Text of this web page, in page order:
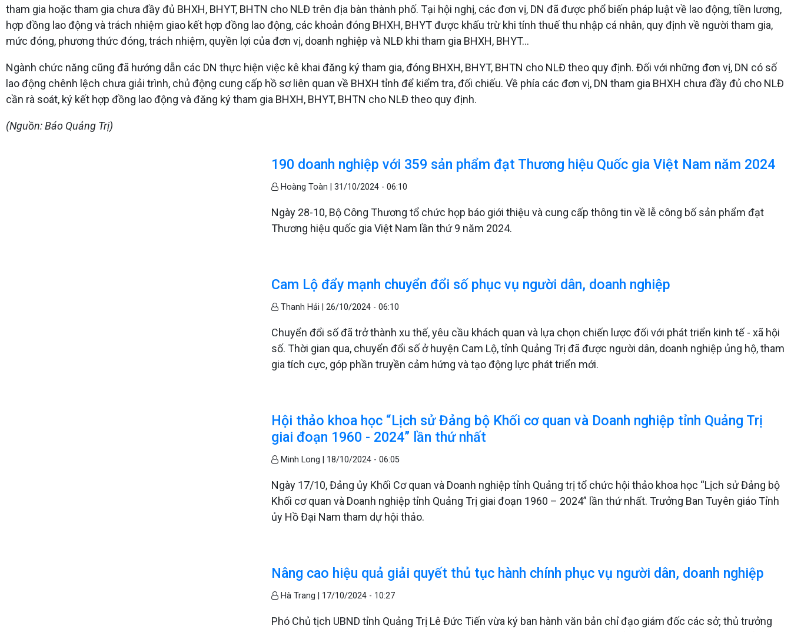
tham gia hoặc tham gia chưa đầy đủ BHXH, BHYT, BHTN cho NLĐ trên địa bàn thành phố. Tại hội nghị, các đơn vị, DN đã được phổ biến pháp luật về lao động, tiền lương,
hợp đồng lao động và trách nhiệm giao kết hợp đồng lao động, các khoản đóng BHXH, BHYT được khấu trừ khi tính thuế thu nhập cá nhân, quy định về người tham gia,
mức đóng, phương thức đóng, trách nhiệm, quyền lợi của đơn vị, doanh nghiệp và NLĐ khi tham gia BHXH, BHYT...
Ngành chức năng cũng đã hướng dẫn các DN thực hiện việc kê khai đăng ký tham gia, đóng BHXH, BHYT, BHTN cho NLĐ theo quy định. Đối với những đơn vị, DN có số
lao động chênh lệch chưa giải trình, chủ động cung cấp hồ sơ liên quan về BHXH tỉnh để kiểm tra, đối chiếu. Về phía các đơn vị, DN tham gia BHXH chưa đầy đủ cho NLĐ
cần rà soát, ký kết hợp đồng lao động và đăng ký tham gia BHXH, BHYT, BHTN cho NLĐ theo quy định.
(Nguồn: Báo Quảng Trị)
190 doanh nghiệp với 359 sản phẩm đạt Thương hiệu Quốc gia Việt Nam năm 2024
Hoàng Toàn |31/10/2024 - 06:10
Ngày 28-10, Bộ Công Thương tổ chức họp báo giới thiệu và cung cấp thông tin về lễ công bố sản phẩm đạt
Thương hiệu quốc gia Việt Nam lần thứ 9 năm 2024.
Cam Lộ đẩy mạnh chuyển đổi số phục vụ người dân, doanh nghiệp
Thanh Hải |26/10/2024 - 06:10
Chuyển đổi số đã trở thành xu thế, yêu cầu khách quan và lựa chọn chiến lược đối với phát triển kinh tế - xã hội
số. Thời gian qua, chuyển đổi số ở huyện Cam Lộ, tỉnh Quảng Trị đã được người dân, doanh nghiệp ủng hộ, tham
gia tích cực, góp phần truyền cảm hứng và tạo động lực phát triển mới.
Hội thảo khoa học “Lịch sử Đảng bộ Khối cơ quan và Doanh nghiệp tỉnh Quảng Trị
giai đoạn 1960 - 2024” lần thứ nhất
Minh Long | 18/10/2024 - 06:05
Ngày 17/10, Đảng ủy Khối Cơ quan và Doanh nghiệp tỉnh Quảng trị tổ chức hội thảo khoa học “Lịch sử Đảng bộ
Khối cơ quan và Doanh nghiệp tỉnh Quảng Trị giai đoạn 1960 – 2024” lần thứ nhất. Trưởng Ban Tuyên giáo Tỉnh
ủy Hồ Đại Nam tham dự hội thảo.
Nâng cao hiệu quả giải quyết thủ tục hành chính phục vụ người dân, doanh nghiệp
Hà Trang | 17/10/2024 - 10:27
Phó Chủ tịch UBND tỉnh Quảng Trị Lê Đức Tiến vừa ký ban hành văn bản chỉ đạo giám đốc các sở; thủ trưởng